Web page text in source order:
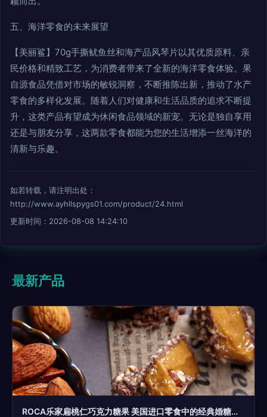
五、海洋零食的未来展望
【美丽鲨】70g手撕鱿鱼丝和海产品风琴片以其优质原料、亲
民价格和精致工艺，为消费者带来了全新的海洋零食体验。果
自源食品凭借对市场的敏锐洞察，不断推陈出新，推动了水产
零食的多样化发展。随着人们对健康和生活品质的追求不断提
升，这类产品有望成为休闲食品领域的新宠。无论是独自享用
还是与朋友分享，这两款零食都能为您的生活增添一丝海洋的
清新与乐趣。
如若转载，请注明出处：
http://www.ayhllspygs01.com/product/24.html
更新时间：2026-08-08 14:24:10
最新产品
ROCA乐家扁桃仁巧克力糖果 美国进口零食中的经典婚糖新选择